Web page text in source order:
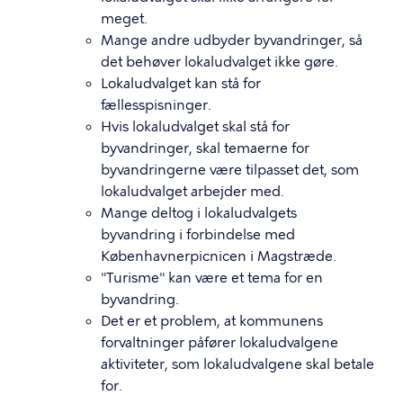
meget.
Mange andre udbyder byvandringer, så
det behøver lokaludvalget ikke gøre.
Lokaludvalget kan stå for
fællesspisninger.
Hvis lokaludvalget skal stå for
byvandringer, skal temaerne for
byvandringerne være tilpasset det, som
lokaludvalget arbejder med.
Mange deltog i lokaludvalgets
byvandring i forbindelse med
Københavnerpicnicen i Magstræde.
"Turisme" kan være et tema for en
byvandring.
Det er et problem, at kommunens
forvaltninger påfører lokaludvalgene
aktiviteter, som lokaludvalgene skal betale
for.